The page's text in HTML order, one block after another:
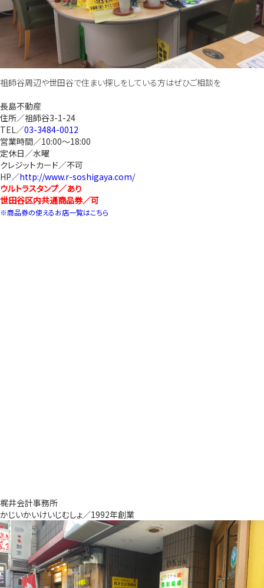
祖師谷周辺や世田谷で住まい探しをしている方はぜひご相談を
長島不動産
住所／祖師谷3-1-24
TEL／03-3484-0012
営業時間／10:00～18:00
定休日／水曜
クレジットカード／不可
HP／http://www.r-soshigaya.com/
ウルトラスタンプ／あり
世田谷区内共通商品券／可
※商品券の使えるお店一覧はこちら
梶井会計事務所
かじいかいけいじむしょ／1992年創業